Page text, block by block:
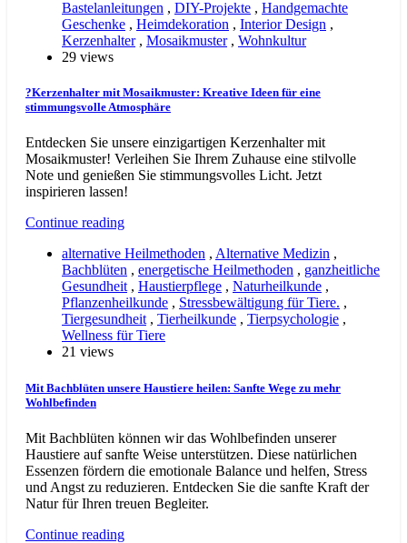
Bastelanleitungen , DIY-Projekte , Handgemachte
Geschenke , Heimdekoration , Interior Design ,
Kerzenhalter, Mosaikmuster, Wohnkultur
29 views
?Kerzenhalter mit Mosaikmuster: Kreative Ideen für eine
stimmungsvolle Atmosphäre
Entdecken Sie unsere einzigartigen Kerzenhalter mit
Mosaikmuster! Verleihen Sie Ihrem Zuhause eine stilvolle
Note und genießen Sie stimmungsvolles Licht. Jetzt
inspirieren lassen!
Continue reading
alternative Heilmethoden , Alternative Medizin ,
Bachblüten , energetische Heilmethoden , ganzheitliche
Gesundheit , Haustierpflege , Naturheilkunde ,
Pflanzenheilkunde , Stressbewältigung für Tiere. ,
Tiergesundheit , Tierheilkunde , Tierpsychologie ,
Wellness für Tiere
21 views
Mit Bachblüten unsere Haustiere heilen: Sanfte Wege zu mehr
Wohlbefinden
Mit Bachblüten können wir das Wohlbefinden unserer
Haustiere auf sanfte Weise unterstützen. Diese natürlichen
Essenzen fördern die emotionale Balance und helfen, Stress
und Angst zu reduzieren. Entdecken Sie die sanfte Kraft der
Natur für Ihren treuen Begleiter.
Continue reading